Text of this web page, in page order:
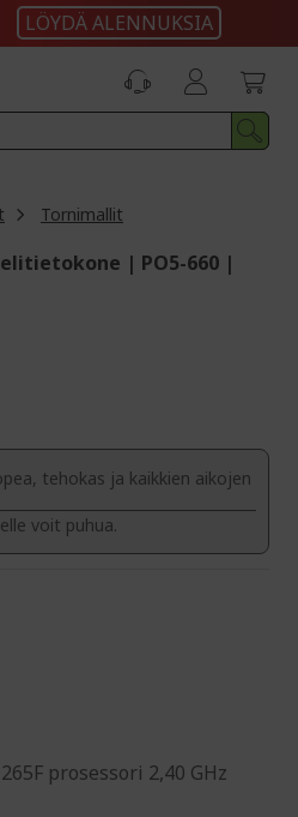
LÖYDÄ ALENNUKSIA
Tornimallit
| PO5-660 |
tehokas ja kaikkien aikojen
voit puhua.
prosessori 2,40 GHz